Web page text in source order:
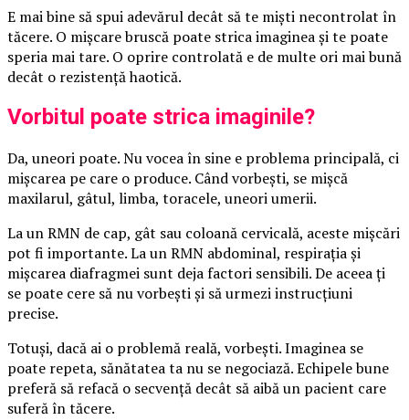
E mai bine să spui adevărul decât să te miști necontrolat în
tăcere. O mișcare bruscă poate strica imaginea și te poate
speria mai tare. O oprire controlată e de multe ori mai bună
decât o rezistență haotică.
Vorbitul poate strica imaginile?
Da, uneori poate. Nu vocea în sine e problema principală, ci
mișcarea pe care o produce. Când vorbești, se mișcă
maxilarul, gâtul, limba, toracele, uneori umerii.
La un RMN de cap, gât sau coloană cervicală, aceste mișcări
pot fi importante. La un RMN abdominal, respirația și
mișcarea diafragmei sunt deja factori sensibili. De aceea ți
se poate cere să nu vorbești și să urmezi instrucțiuni
precise.
Totuși, dacă ai o problemă reală, vorbești. Imaginea se
poate repeta, sănătatea ta nu se negociază. Echipele bune
preferă să refacă o secvență decât să aibă un pacient care
suferă în tăcere.